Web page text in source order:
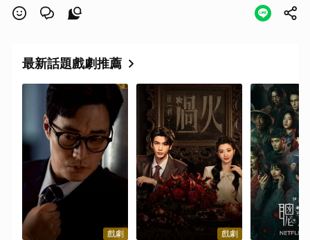
最新話題戲劇推薦
戲劇 戲劇